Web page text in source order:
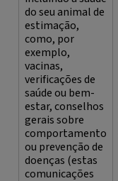
do seu animal de
estimação,
como, por
exemplo,
vacinas,
verificações de
saúde ou bem-
estar, conselhos
gerais sobre
comportamento
ou prevenção de
doenças (estas
comunicações